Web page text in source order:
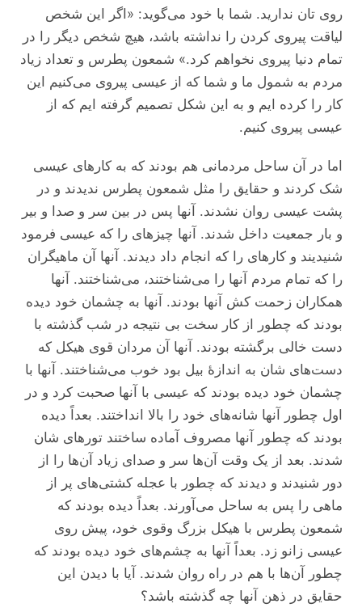
روی تان ندارید. شما با خود می‌گوید: «اگر این شخص
لیاقت پیروی کردن را نداشته باشد، هیچ شخص دیگر را در
تمام دنیا پیروی نخواهم کرد.» شمعون پطرس و تعداد زیاد
مردم به شمول ما و شما که از عیسی پیروی می‌کنیم این
کار را کرده ایم و به این شکل تصمیم گرفته ایم که از
عیسی پیروی کنیم.
اما در آن ساحل مردمانی هم بودند که به کار‌های عیسی
شک کردند و حقایق را مثل شمعون پطرس ندیدند و در
پشت عیسی روان نشدند. آنها پس در بین سر و صدا و بیر
و بار جمعیت داخل شدند. آنها چیز‌های را که عیسی فرمود
شنیدیند و کار‌های را که انجام داد دیدند. آنها آن ماهیگران
را که تمام مردم آنها را می‌شناختند، می‌شناختند. آنها
همکاران زحمت کش آنها بودند. آنها به چشمان خود دیده
بودند که چطور از کار سخت بی نتیجه در شب گذشته با
دست خالی برگشته بودند. آنها آن مردان قوی هیکل که
دست‌های شان به اندازۀ بیل بود خوب می‌شناختند. آنها با
چشمان خود دیده بودند که عیسی با آنها صحبت کرد و در
اول چطور آنها شانه‌های خود را بالا انداختند. بعداً دیده
بودند که چطور آنها مصروف آماده ساختند تور‌های شان
شدند. بعد از یک وقت آن‌ها سر و صدای زیاد آن‌ها را از
دور شنیدند و دیدند که چطور با عجله کشتی‌های پر از
ماهی را پس به ساحل می‌آورند. بعداً دیده بودند که
شمعون پطرس با هیکل بزرگ وقوی خود، پیش روی
عیسی زانو زد. بعداً آنها به چشم‌های خود دیده بودند که
چطور آن‌ها با هم در راه روان شدند. آیا با دیدن این
حقایق در ذهن آنها چه گذشته باشد؟